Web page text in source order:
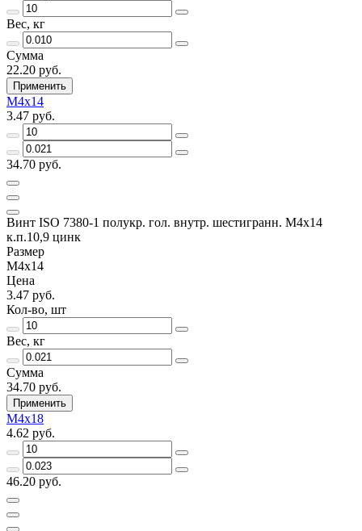
Вес, кг
Сумма
22.20 руб.
Применить
М4х14
3.47 руб.
34.70 руб.
Винт ISO 7380-1 полукр. гол. внутр. шестигранн. М4х14
к.п.10,9 цинк
Размер
М4х14
Цена
3.47 руб.
Кол-во, шт
Вес, кг
Сумма
34.70 руб.
Применить
М4х18
4.62 руб.
46.20 руб.